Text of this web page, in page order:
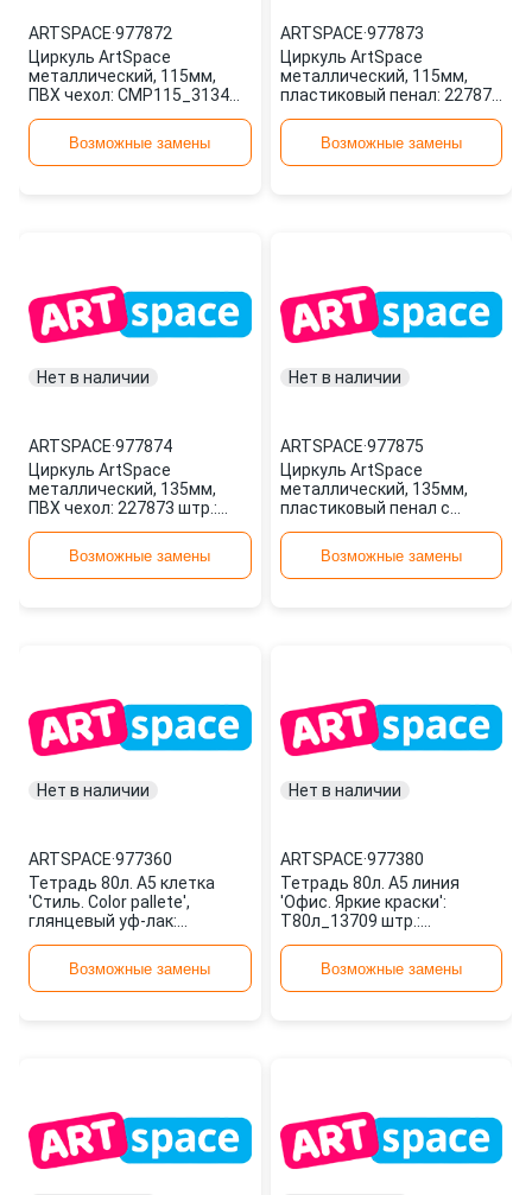
ARTSPACE·977872
Циркуль ArtSpace
металлический, 115мм,
ПВХ чехол: CMP115_3134
977872Возможные замены
ARTSPACE·977873
Циркуль ArtSpace
металлический, 115мм,
пластиковый пенал: 227871
977873Возможные замены
Нет в наличии
ARTSPACE·977874
Циркуль ArtSpace
металлический, 135мм,
ПВХ чехол: 227873 штр.:
Возможные замены
Нет в наличии
ARTSPACE·977875
Циркуль ArtSpace
металлический, 135мм,
пластиковый пенал с
14680211074712 977875
Возможные замены
Нет в наличии
ARTSPACE·977360
Тетрадь 80л. А5 клетка
'Стиль. Color pallete',
глянцевый уф-лак:
4680211101503 977360
ARTSPACE
Возможные замены
Нет в наличии
ARTSPACE·977380
Тетрадь 80л. А5 линия
'Офис. Яркие краски':
Т80л_13709 штр.:
ARTSPACEВозможные замены